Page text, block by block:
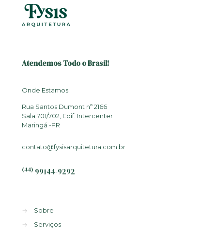
Atendemos Todo o Brasil!
Onde Estamos:
Rua Santos Dumont nº 2166
Sala 701/702, Edif. Intercenter
Maringá -PR
contato@fysisarquitetura.com.br
(44) 99144-9292
→
Sobre
→
Serviços